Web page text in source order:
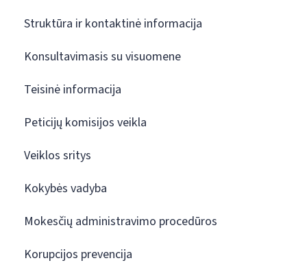
Struktūra ir kontaktinė informacija
Konsultavimasis su visuomene
Teisinė informacija
Peticijų komisijos veikla
Veiklos sritys
Kokybės vadyba
Mokesčių administravimo procedūros
Korupcijos prevencija